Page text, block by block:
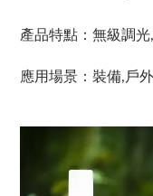
產品特點：無級調
應用場景：裝備,戶